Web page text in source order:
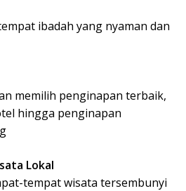
ibadah yang nyaman dan
memilih penginapan terbaik,
hingga penginapan
Lokal
tempat wisata tersembunyi